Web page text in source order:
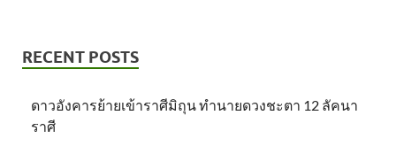
RECENT POSTS
ดาวอังคารย้ายเข้าราศีมิถุน ทำนายดวงชะตา 12 ลัคนา
ราศี